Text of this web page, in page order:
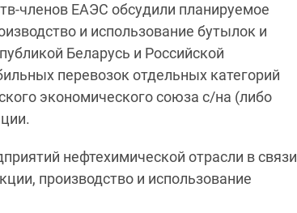
членов ЕАЭС обсудили планируемое
и использование бутылок и
Беларусь и Российской
перевозок отдельных категорий
экономического союза с/на (либо
нефтехимической отрасли в связи
производство и использование